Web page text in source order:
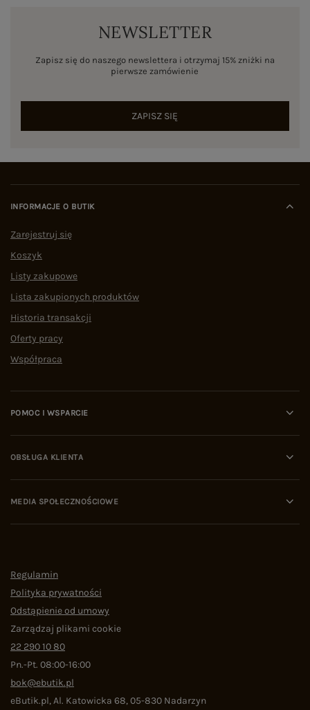
NEWSLETTER
Zapisz się do naszego newslettera i otrzymaj 15% zniżki na
pierwsze zamówienie
ZAPISZ SIĘ
INFORMACJE O BUTIK
Zarejestruj się
Koszyk
Listy zakupowe
Lista zakupionych produktów
Historia transakcji
Oferty pracy
Współpraca
POMOC I WSPARCIE
OBSŁUGA KLIENTA
MEDIA SPOŁECZNOŚCIOWE
Regulamin
Polityka prywatności
Odstąpienie od umowy
Zarządzaj plikami cookie
22 290 10 80
Pn.-Pt. 08:00-16:00
bok@ebutik.pl
eButik.pl,Al. Katowicka 68,05-830 Nadarzyn